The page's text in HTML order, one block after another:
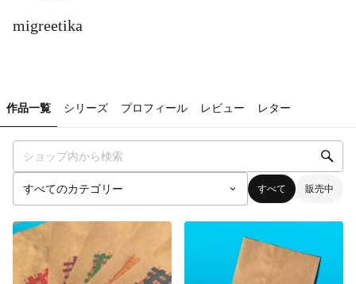
migreetika
作品一覧 シリーズ プロフィール レビュー レター
すべて 販売中